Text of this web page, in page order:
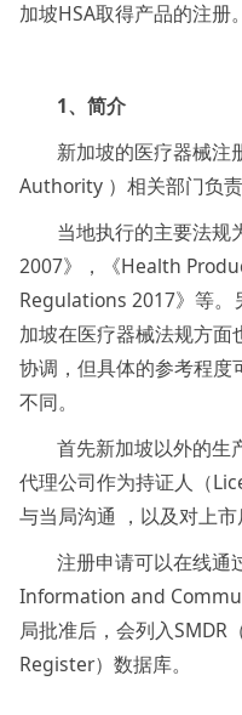
加坡HSA取得产品的注册。
1、简介
新加坡的医疗器械注
Authority ）相关部门负责
当地执行的主要法
2007》，《Health
Regulations 2017》等。
加坡在医疗器械法规方面
协调，但具体的参考程度
不同。
首先新加坡以外的生
代理公司作为持证人（
与当局沟通 ，以及对上市
注册申请可以在线通
Information and
局批准后，会列入SMDR
Register）数据库。